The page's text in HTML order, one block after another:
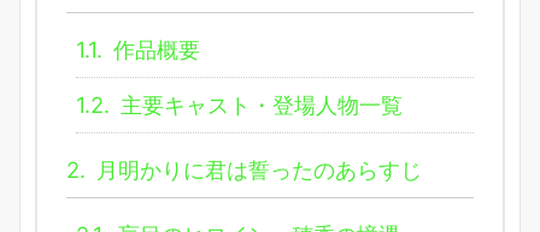
1.1. 作品概要
1.2. 主要キャスト・登場人物一覧
2. 月明かりに君は誓ったのあらすじ